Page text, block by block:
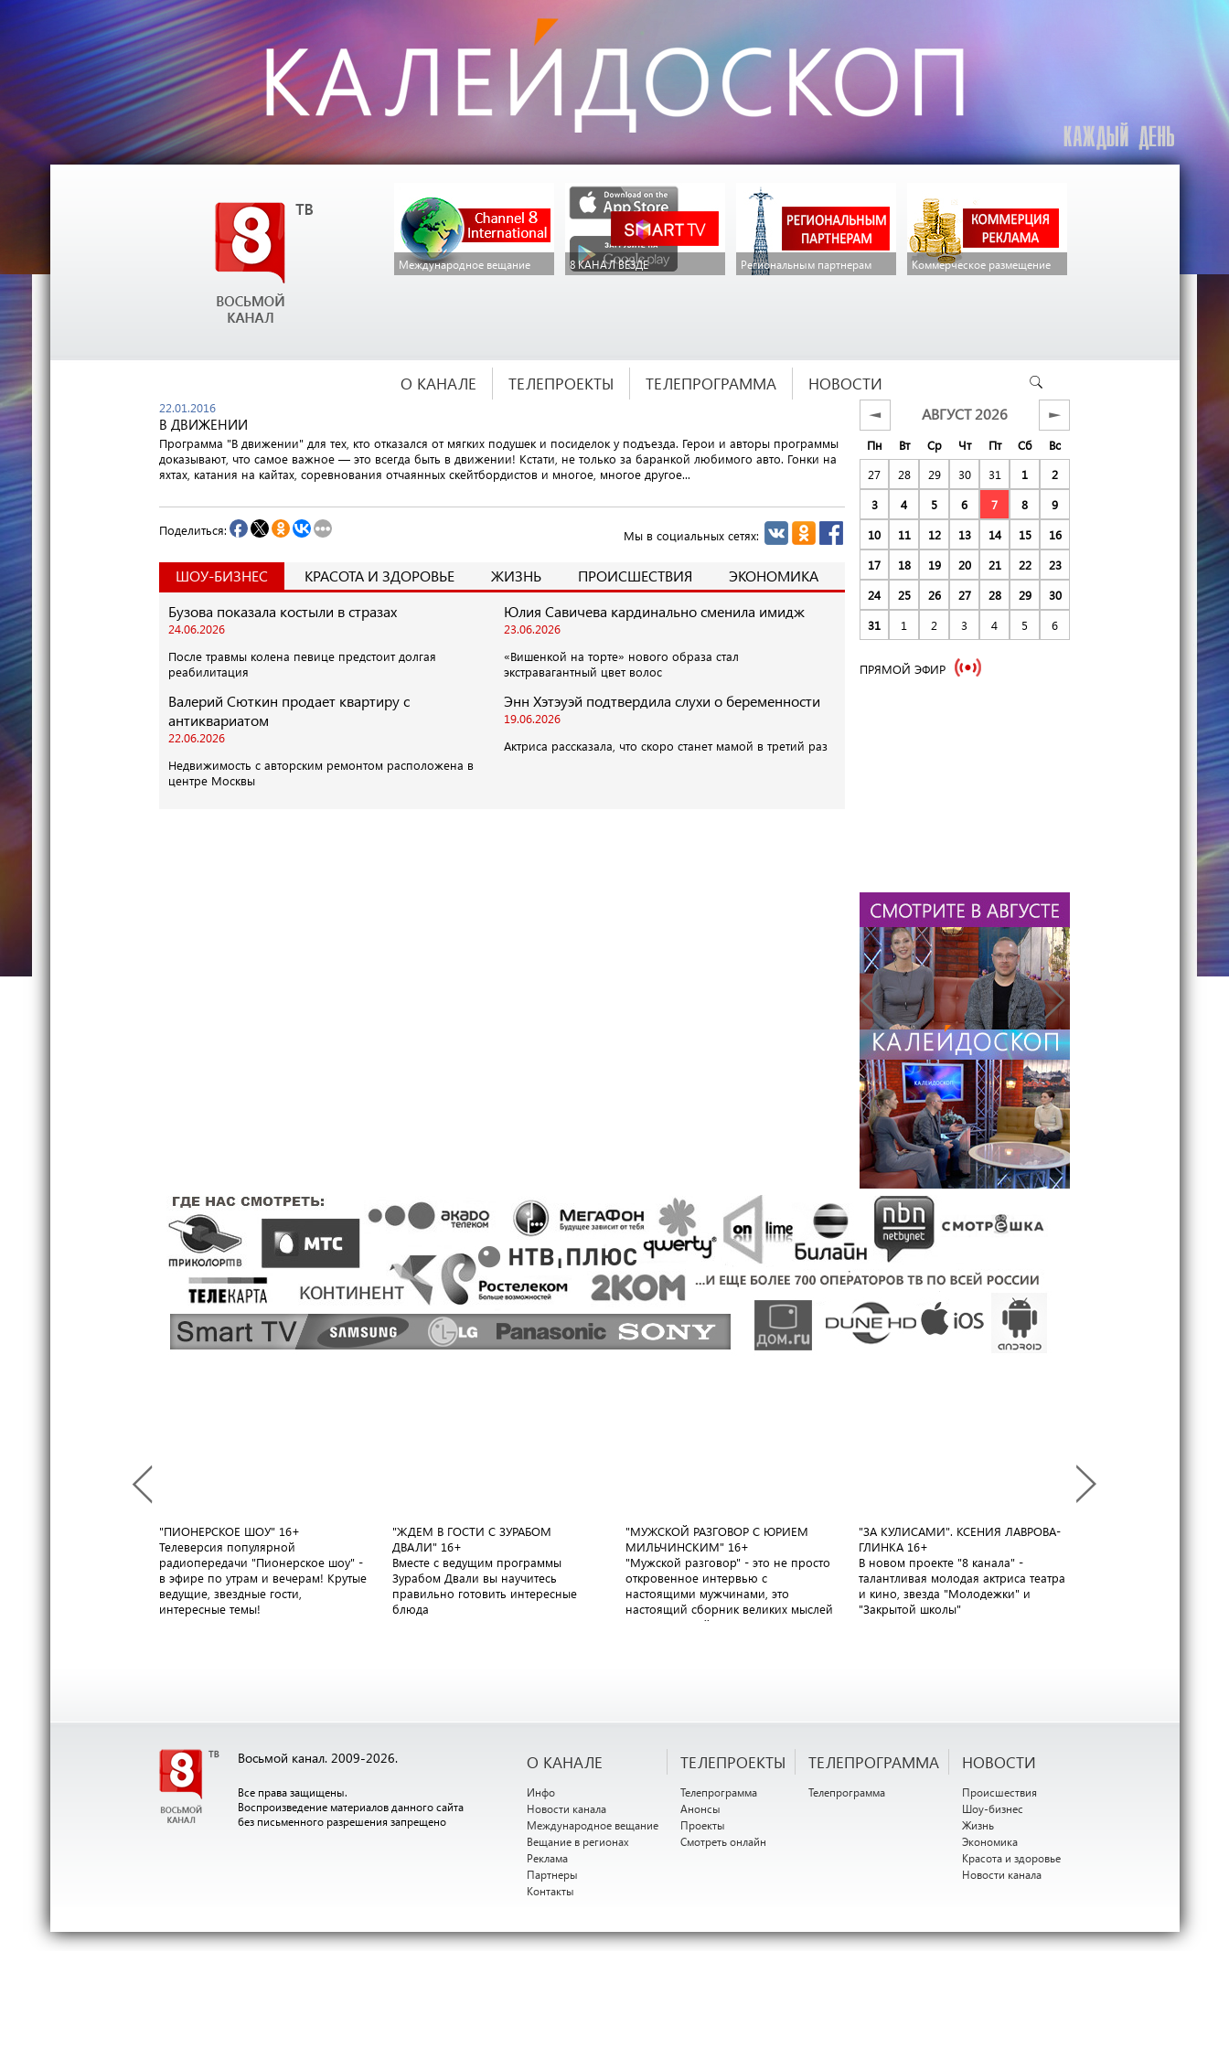
Международное вещание 8 КАНАЛ ВЕЗДЕ Региональным партнерам Коммерческое размещение
О КАНАЛЕ ТЕЛЕПРОЕКТЫ ТЕЛЕПРОГРАММА НОВОСТИ
22.01.2016
В ДВИЖЕНИИ
Программа "В движении" для тех, кто отказался от мягких подушек и посиделок у подъезда. Герои и авторы программы
доказывают, что самое важное — это всегда быть в движении! Кстати, не только за баранкой любимого авто. Гонки на
яхтах, катания на кайтах, соревнования отчаянных скейтбордистов и многое, многое другое...
Поделиться: Мы в социальных сетях:
ШОУ-БИЗНЕС КРАСОТА И ЗДОРОВЬЕ ЖИЗНЬ ПРОИСШЕСТВИЯ
ЭКОНОМИКА
Бузова показала костыли в стразах
24.06.2026
После травмы колена певице предстоит долгая
реабилитация
Юлия Савичева кардинально сменила имидж
23.06.2026
«Вишенкой на торте» нового образа стал
экстравагантный цвет волос
Валерий Сюткин продает квартиру с
антиквариатом
22.06.2026
Недвижимость с авторским ремонтом расположена в
центре Москвы
Энн Хэтэуэй подтвердила слухи о беременности
19.06.2026
Актриса рассказала, что скоро станет мамой в третий раз
◄ АВГУСТ 2026 ►
Пн Вт Ср Чт Пт Сб
Вс
27
28 29 30 31 1
2
3
4 5 6 7 8
9
10
11 12 13 14 15
16
17
18 19 20 21 22
23
24
25 26 27 28 29
30
31
1 2 3 4 5 6
ПРЯМОЙ ЭФИР
"ПИОНЕРСКОЕ ШОУ" 16+
Телеверсия популярной
радиопередачи "Пионерское шоу" -
в эфире по утрам и вечерам! Крутые
ведущие, звездные гости,
интересные темы!
"ЖДЕМ В ГОСТИ С ЗУРАБОМ
ДВАЛИ" 16+
Вместе с ведущим программы
Зурабом Двали вы научитесь
правильно готовить интересные
блюда
"МУЖСКОЙ РАЗГОВОР С ЮРИЕМ
МИЛЬЧИНСКИМ" 16+
"Мужской разговор" - это не просто
откровенное интервью с
настоящими мужчинами, это
настоящий сборник великих мыслей
великих людей
"ЗА КУЛИСАМИ". КСЕНИЯ ЛАВРОВА-
ГЛИНКА 16+
В новом проекте "8 канала" -
талантливая молодая актриса театра
и кино, звезда "Молодежки" и
"Закрытой школы"
О КАНАЛЕ
Инфо
Новости канала
Международное вещание
Вещание в регионах
Реклама
Партнеры
Контакты
ТЕЛЕПРОЕКТЫ
Телепрограмма
Анонсы
Проекты
Смотреть онлайн
ТЕЛЕПРОГРАММА
Телепрограмма
НОВОСТИ
Происшествия
Шоу-бизнес
Жизнь
Экономика
Красота и здоровье
Новости канала
Восьмой канал. 2009-2026.
Все права защищены.
Воспроизведение материалов данного сайта
без письменного разрешения запрещено